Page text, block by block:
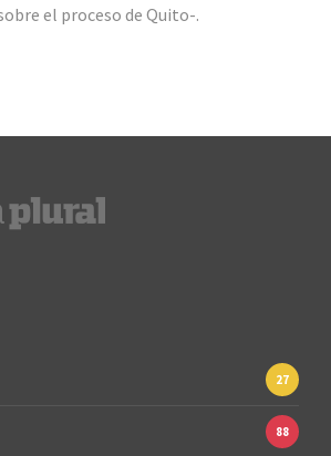
el proceso de Quito-.
27
88